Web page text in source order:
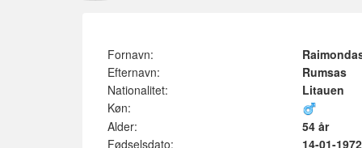
Fornavn:
Efternavn:
Rumsas
Nationalitet:
Litauen
Køn:
Alder:
54 år
Fødselsdato:
14-01-1972